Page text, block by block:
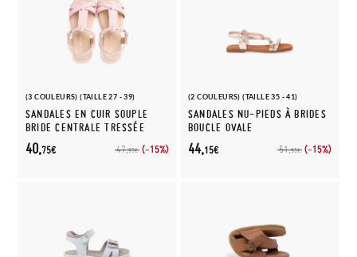
(3 COULEURS) (TAILLE 27 - 39)
SANDALES EN CUIR SOUPLE
BRIDE CENTRALE TRESSÉE
47,95€ (-15%)
40,75€
(2 COULEURS) (TAILLE 35 - 41)
SANDALES NU-PIEDS À BRIDES
BOUCLE OVALE
51,95€ (-15%)
44,15€